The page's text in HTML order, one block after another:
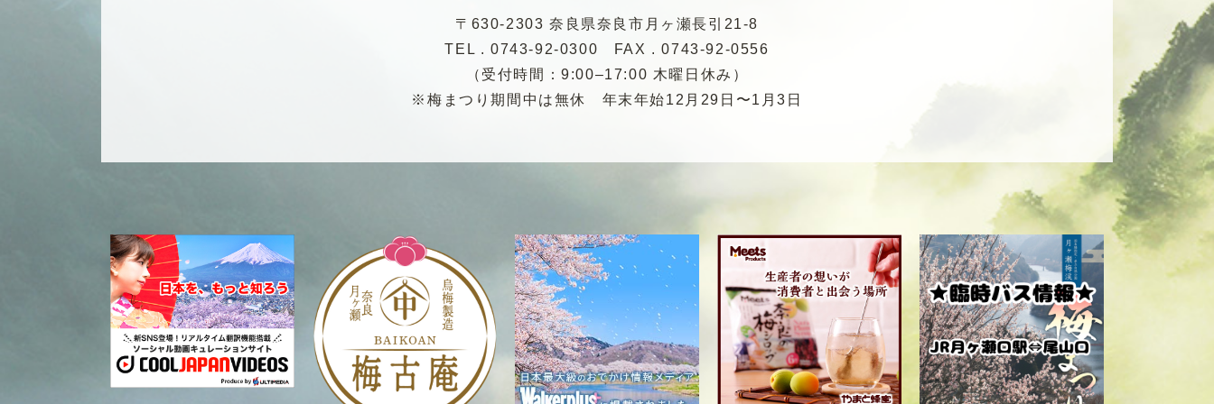
〒630-2303 奈良県奈良市月ヶ瀬長引21-8
TEL . 0743-92-0300
FAX . 0743-92-0556
（受付時間：9:00–17:00 木曜日休み）
※梅まつり期間中は無休 年末年始12月29日〜1月3日